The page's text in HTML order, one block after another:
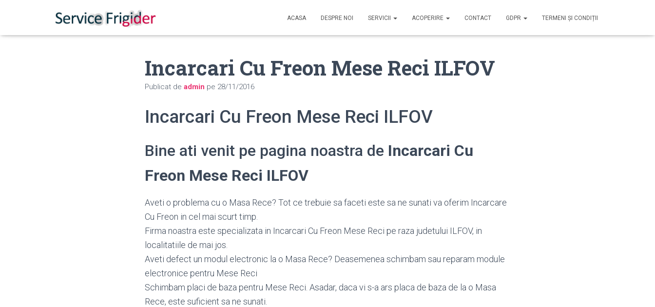
ACASA DESPRE NOI SERVICII ACOPERIRE CONTACT GDPR TERMENI ȘI CONDIȚII
Incarcari Cu Freon Mese Reci ILFOV
Publicat de admin pe 28/11/2016
Incarcari Cu Freon Mese Reci ILFOV
Bine ati venit pe pagina noastra de Incarcari Cu
Freon Mese Reci ILFOV
Aveti o problema cu o Masa Rece? Tot ce trebuie sa faceti este sa ne sunati va oferim Incarcare
Cu Freon in cel mai scurt timp.
Firma noastra este specializata in Incarcari Cu Freon Mese Reci pe raza judetului ILFOV, in
localitatiile de mai jos.
Aveti defect un modul electronic la o Masa Rece? Deasemenea schimbam sau reparam module
electronice pentru Mese Reci
Schimbam placi de baza pentru Mese Reci. Asadar, daca vi s-a ars placa de baza de la o Masa
Rece, este suficient sa ne sunati.